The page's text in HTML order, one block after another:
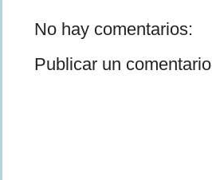
No hay comentarios:
Publicar un comentario